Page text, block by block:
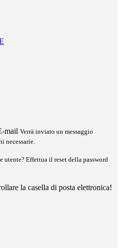
mail Verrà inviato un messaggio
necessarie.
utente? Effettua il reset della password
la casella di posta elettronica!